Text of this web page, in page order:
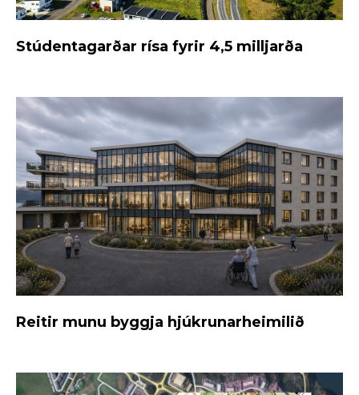
Stúdentagarðar rísa fyrir 4,5 milljarða
Reitir munu byggja hjúkrunarheimilið